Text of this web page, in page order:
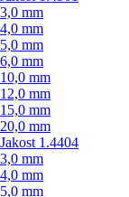
3,0 mm
4,0 mm
5,0 mm
6,0 mm
10,0 mm
12,0 mm
15,0 mm
20,0 mm
Jakost 1.4404
3,0 mm
4,0 mm
5,0 mm